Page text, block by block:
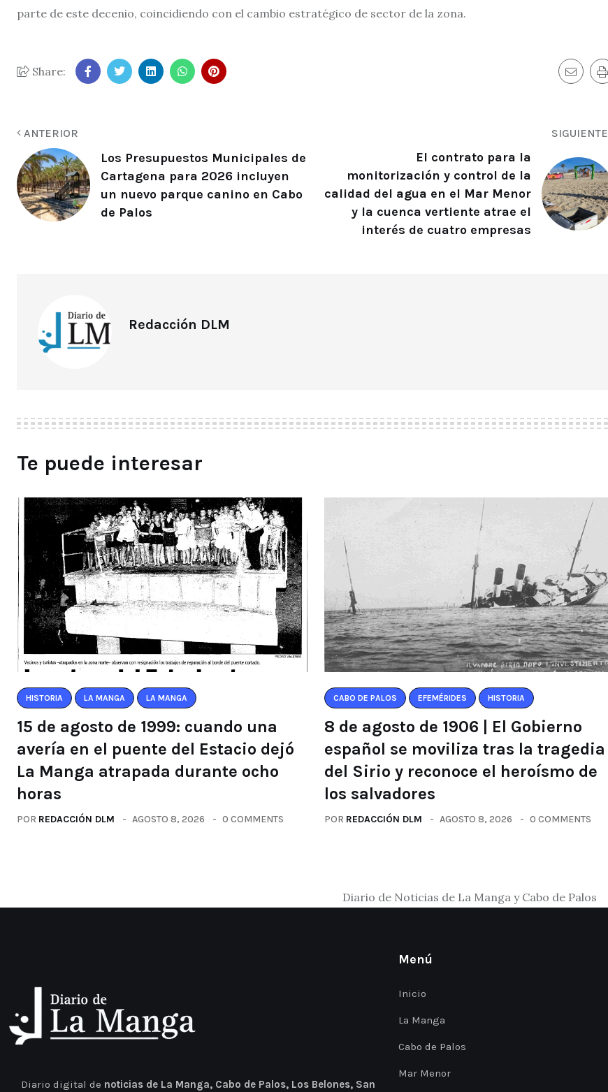
parte de este decenio, coincidiendo con el cambio estratégico de sector de la zona.
Share:
ANTERIOR
Los Presupuestos Municipales de
Cartagena para 2026 incluyen
un nuevo parque canino en Cabo
de Palos
SIGUIENTE
El contrato para la
monitorización y control de la
calidad del agua en el Mar Menor
y la cuenca vertiente atrae el
interés de cuatro empresas
Redacción DLM
Te puede interesar
HISTORIA LA MANGA LA MANGA
15 de agosto de 1999: cuando una
avería en el puente del Estacio dejó
La Manga atrapada durante ocho
horas
POR REDACCIÓN DLM AGOSTO 8, 2026 0 COMMENTS
CABO DE PALOS EFEMÉRIDES HISTORIA
8 de agosto de 1906 | El Gobierno
español se moviliza tras la tragedia
del Sirio y reconoce el heroísmo de
los salvadores
POR REDACCIÓN DLM AGOSTO 8, 2026 0 COMMENTS
Diario de Noticias de La Manga y Cabo de Palos
Diario digital de noticias de La Manga, Cabo de Palos, Los Belones, San
Menú
Inicio
La Manga
Cabo de Palos
Mar Menor